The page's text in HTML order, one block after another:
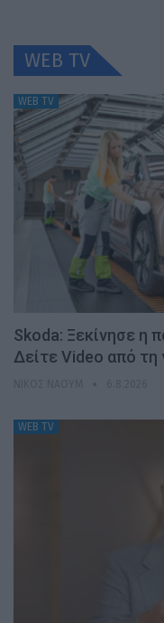
WEB TV
WEB TV
Skoda: Ξεκίνησε η
Δείτε Video από τη
WEB TV